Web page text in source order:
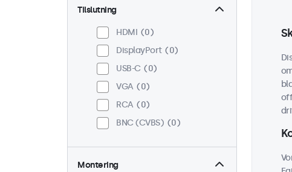
Tilslutning
HDMI
0
DisplayPort
0
USB-C
0
VGA
0
RCA
0
BNC (CVBS)
0
Montering